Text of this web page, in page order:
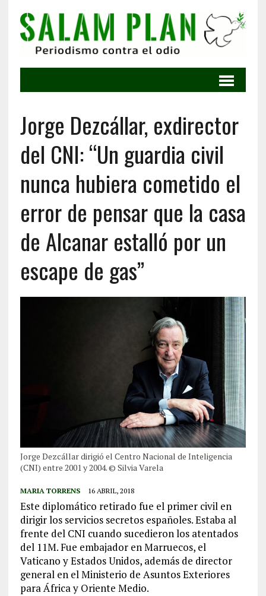
Jorge Dezcállar, exdirector
del CNI: “Un guardia civil
nunca hubiera cometido el
error de pensar que la casa
de Alcanar estalló por un
escape de gas”
Jorge Dezcállar dirigió el Centro Nacional de Inteligencia
(CNI) entre 2001 y 2004. © Silvia Varela
MARIA TORRENS 16 ABRIL, 2018
Este diplomático retirado fue el primer civil en
dirigir los servicios secretos españoles. Estaba al
frente del CNI cuando sucedieron los atentados
del 11M. Fue embajador en Marruecos, el
Vaticano y Estados Unidos, además de director
general en el Ministerio de Asuntos Exteriores
para África y Oriente Medio.